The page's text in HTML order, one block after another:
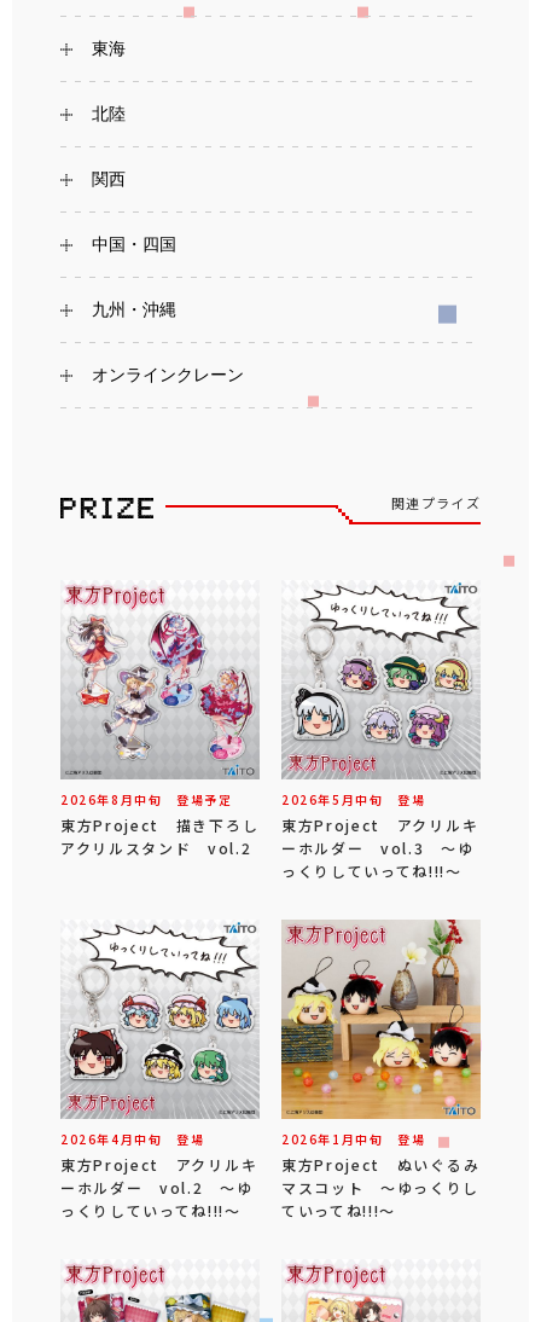
東海
北陸
関西
中国・四国
九州・沖縄
オンラインクレーン
関連プライズ
2026年8 月中旬 登場予定
東方Project 描き下ろし
アクリルスタンド vol.2
2026年5 月中旬 登場
東方Project アクリルキ
ーホルダー vol.3 ～ゆ
っくりしていってね!!!～
2026年4 月中旬 登場
東方Project アクリルキ
ーホルダー vol.2 ～ゆ
っくりしていってね!!!～
2026年 1 月中旬 登場
東方Project ぬいぐるみ
マスコット ～ゆっくりし
ていってね!!!～